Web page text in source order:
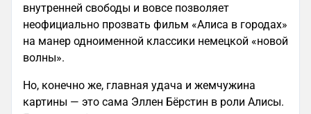
внутренней свободы и вовсе позволяет
неофициально прозвать фильм «Алиса в городах»
на манер одноименной классики немецкой «новой
волны».
Но, конечно же, главная удача и жемчужина
картины — это сама Эллен Бёрстин в роли Алисы.